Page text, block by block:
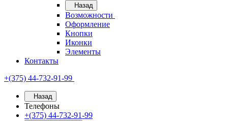
Назад
Возможности
Оформление
Кнопки
Иконки
Элементы
Контакты
+(375) 44-732-91-99
Назад
Телефоны
+(375) 44-732-91-99